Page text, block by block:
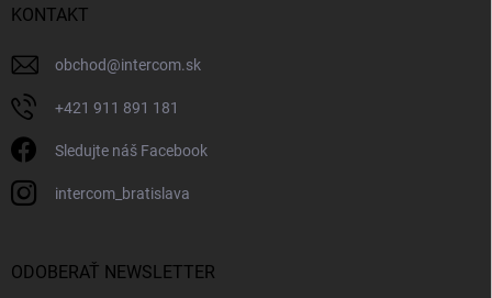
KONTAKT
obchod@intercom.sk
+421 911 891 181
Sledujte náš Facebook
intercom_bratislava
ODOBERAŤ NEWSLETTER